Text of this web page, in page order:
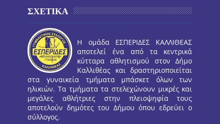
ΣΧΕΤΙΚΑ
Η ομάδα ΕΣΠΕΡΙΔΕΣ ΚΑΛΛΙΘΕΑΣ
αποτελεί ένα από τα κεντρικά
κύτταρα αθλητισμού στον Δήμο
Καλλιθέας και δραστηριοποιείται
στα γυναικεία τμήματα μπάσκετ όλων των
ηλικιών. Τα τμήματα τα στελεχώνουν μικρές και
μεγάλες αθλήτριες στην πλειοψηφία τους
αποτελούν δημότες του Δήμου όπου εδρεύει ο
σύλλογος.